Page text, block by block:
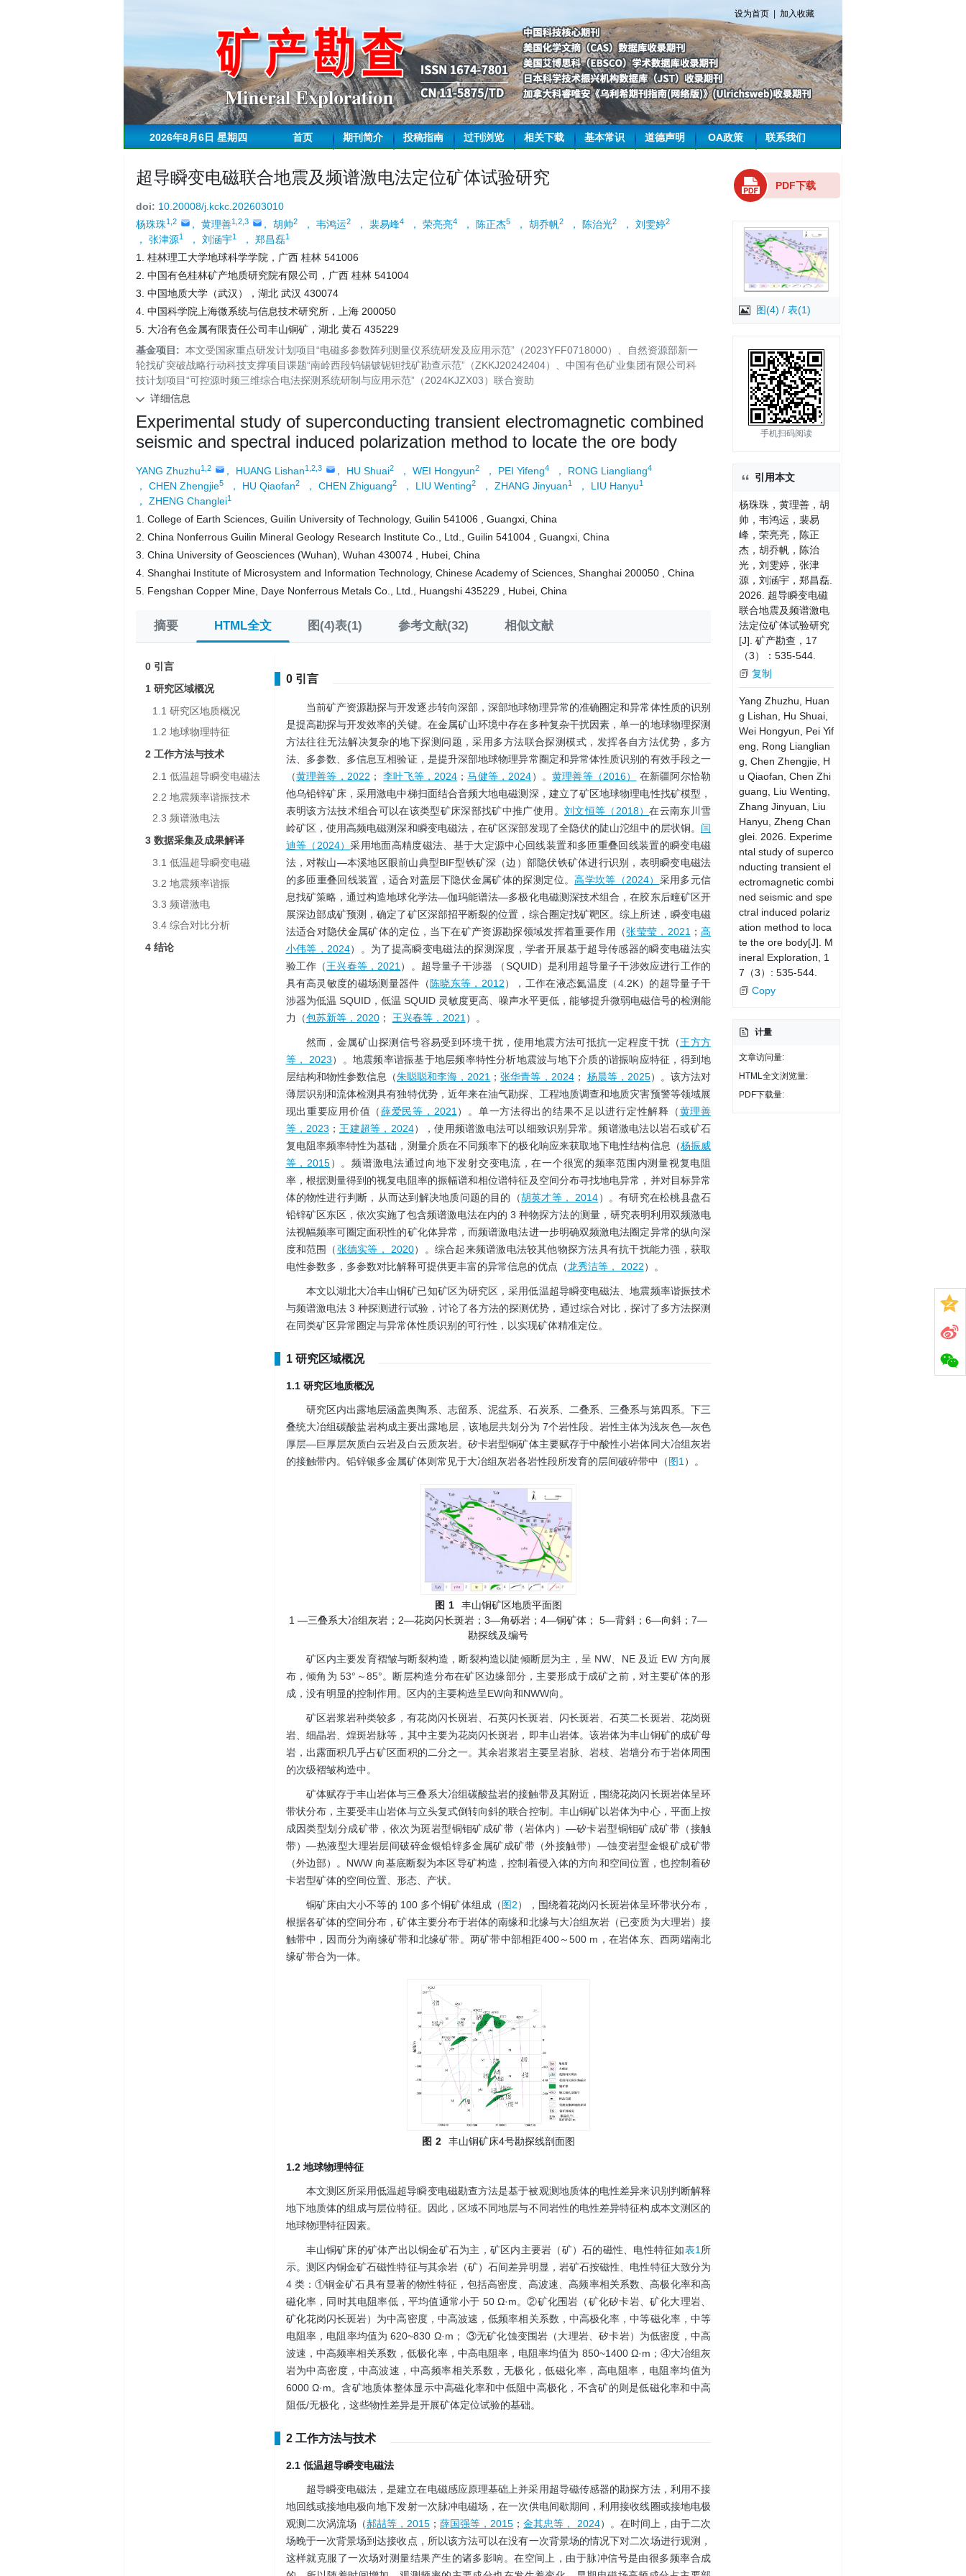
设为首页 加入收藏
2026年8月6日 星期四 首页 期刊简介 投稿指南 过刊浏览 相关下载 基本常识 道德声明 OA政策 联系我们
超导瞬变电磁联合地震及频谱激电法定位矿体试验研究
doi: 10.20008/j.kckc.202603010
杨珠珠1,2 ， 黄理善1,2,3 ， 胡帅2 ， 韦鸿运2 ， 裴易峰4 ， 荣亮亮4 ， 陈正杰5 ， 胡乔帆2 ， 陈治光2 ， 刘雯婷2
， 张津源1 ， 刘涵宇1 ， 郑昌磊1
1. 桂林理工大学地球科学学院，广西 桂林 541006
2. 中国有色桂林矿产地质研究院有限公司，广西 桂林 541004
3. 中国地质大学（武汉），湖北 武汉 430074
4. 中国科学院上海微系统与信息技术研究所，上海 200050
5. 大冶有色金属有限责任公司丰山铜矿，湖北 黄石 435229
基金项目: 本文受国家重点研发计划项目“电磁多参数阵列测量仪系统研发及应用示范”（2023YFF0718000）、自然资源部新一
轮找矿突破战略行动科技支撑项目课题“南岭西段钨锡铍铌钽找矿勘查示范”（ZKKJ20242404）、中国有色矿业集团有限公司科
技计划项目“可控源时频三维综合电法探测系统研制与应用示范”（2024KJZX03）联合资助
详细信息
Experimental study of superconducting transient electromagnetic combined
seismic and spectral induced polarization method to locate the ore body
YANG Zhuzhu1,2 ， HUANG Lishan1,2,3 ， HU Shuai2 ， WEI Hongyun2 ， PEI Yifeng4 ， RONG Liangliang4
， CHEN Zhengjie5 ， HU Qiaofan2 ， CHEN Zhiguang2 ， LIU Wenting2 ， ZHANG Jinyuan1 ， LIU Hanyu1
， ZHENG Changlei1
1. College of Earth Sciences, Guilin University of Technology, Guilin 541006 , Guangxi, China
2. China Nonferrous Guilin Mineral Geology Research Institute Co., Ltd., Guilin 541004 , Guangxi, China
3. China University of Geosciences (Wuhan), Wuhan 430074 , Hubei, China
4. Shanghai Institute of Microsystem and Information Technology, Chinese Academy of Sciences, Shanghai 200050 , China
5. Fengshan Copper Mine, Daye Nonferrous Metals Co., Ltd., Huangshi 435229 , Hubei, China
摘要 HTML全文 图(4)表(1) 参考文献(32) 相似文献
0 引言
1 研究区域概况
1.1 研究区地质概况
1.2 地球物理特征
2 工作方法与技术
2.1 低温超导瞬变电磁法
2.2 地震频率谐振技术
2.3 频谱激电法
3 数据采集及成果解译
3.1 低温超导瞬变电磁
3.2 地震频率谐振
3.3 频谱激电
3.4 综合对比分析
4 结论
0 引言
当前矿产资源勘探与开发逐步转向深部，深部地球物理异常的准确圈定和异常体性质的识别
是提高勘探与开发效率的关键。在金属矿山环境中存在多种复杂干扰因素，单一的地球物理探测
方法往往无法解决复杂的地下探测问题，采用多方法联合探测模式，发挥各自方法优势，多方
法、多参数、多信息互相验证，是提升深部地球物理异常圈定和异常体性质识别的有效手段之一
（黄理善等，2022 ；李叶飞等，2024 ；马健等，2024）。 黄理善等（2016）
在新疆阿尔恰勒
他乌铅锌矿床，采用激电中梯扫面结合音频大地电磁测深，建立了矿区地球物理电性找矿模型，
表明该方法技术组合可以在该类型矿床深部找矿中推广使用。 刘文恒等（2018）在云南东川雪
岭矿区，使用高频电磁测深和瞬变电磁法，在矿区深部发现了全隐伏的陡山沱组中的层状铜。 闫
迪等（2024）采用地面高精度磁法、基于大定源中心回线装置和多匝重叠回线装置的瞬变电磁
法，对鞍山—本溪地区眼前山典型BIF型铁矿深（边）部隐伏铁矿体进行识别，表明瞬变电磁法
的多匝重叠回线装置，适合对盖层下隐伏金属矿体的探测定位。高学坎等（2024） 采用多元信
息找矿策略，通过构造地球化学法—伽玛能谱法—多极化电磁测深技术组合，在胶东后疃矿区开
展深边部成矿预测，确定了矿区深部招平断裂的位置，综合圈定找矿靶区。综上所述，瞬变电磁
法适合对隐伏金属矿体的定位，当下在矿产资源勘探领域发挥着重要作用（张莹莹，2021 ； 高
小伟等，2024）。为了提高瞬变电磁法的探测深度，学者开展基于超导传感器的瞬变电磁法实
验工作（王兴春等，2021 ）。超导量子干涉器 （SQUID）是利用超导量子干涉效应进行工作的
具有高灵敏度的磁场测量器件（ 陈晓东等，2012），工作在液态氦温度（4.2K）的超导量子干
涉器为低温 SQUID，低温 SQUID 灵敏度更高、噪声水平更低，能够提升微弱电磁信号的检测能
力（包苏新等，2020； 王兴春等，2021 ）。
然而，金属矿山探测信号容易受到环境干扰，使用地震方法可抵抗一定程度干扰（王方方
等， 2023）。地震频率谐振基于地层频率特性分析地震波与地下介质的谐振响应特征，得到地
层结构和物性参数信息（朱聪聪和李海，2021 ；张华青等，2024； 杨晨等，2025）。该方法对
薄层识别和流体检测具有独特优势，近年来在油气勘探、工程地质调查和地质灾害预警等领域展
现出重要应用价值（薛爱民等，2021 ）。单一方法得出的结果不足以进行定性解释（黄理善
等，2023 ； 王建超等，2024），使用频谱激电法可以细致识别异常。频谱激电法以岩石或矿石
复电阻率频率特性为基础，测量介质在不同频率下的极化响应来获取地下电性结构信息（杨振威
等，2015）。频谱激电法通过向地下发射交变电流，在一个很宽的频率范围内测量视复电阻
率，根据测量得到的视复电阻率的振幅谱和相位谱特征及空间分布寻找地电异常，并对目标异常
体的物性进行判断，从而达到解决地质问题的目的（胡英才等， 2014）。有研究在松桃县盘石
铅锌矿区东区，依次实施了包含频谱激电法在内的 3 种物探方法的测量，研究表明利用双频激电
法视幅频率可圈定面积性的矿化体异常，而频谱激电法进一步明确双频激电法圈定异常的纵向深
度和范围（张德实等， 2020）。综合起来频谱激电法较其他物探方法具有抗干扰能力强，获取
电性参数多，多参数对比解释可提供更丰富的异常信息的优点（龙秀洁等， 2022）。
本文以湖北大冶丰山铜矿已知矿区为研究区，采用低温超导瞬变电磁法、地震频率谐振技术
与频谱激电法 3 种探测进行试验，讨论了各方法的探测优势，通过综合对比，探讨了多方法探测
在同类矿区异常圈定与异常体性质识别的可行性，以实现矿体精准定位。
1 研究区域概况
1.1 研究区地质概况
研究区内出露地层涵盖奥陶系、志留系、泥盆系、石炭系、二叠系、三叠系与第四系。下三
叠统大冶组碳酸盐岩构成主要出露地层，该地层共划分为 7个岩性段。岩性主体为浅灰色—灰色
厚层—巨厚层灰质白云岩及白云质灰岩。矽卡岩型铜矿体主要赋存于中酸性小岩体同大冶组灰岩
的接触带内。铅锌银多金属矿体则常见于大冶组灰岩各岩性段所发育的层间破碎带中（图1 ）。
图 1
丰山铜矿区地质平面图
1 —三叠系大冶组灰岩；2—花岗闪长斑岩；3—角砾岩；4—铜矿体； 5—背斜；6—向斜；7—
勘探线及编号
矿区内主要发育褶皱与断裂构造，断裂构造以陡倾断层为主，呈 NW、NE 及近 EW 方向展
布，倾角为 53°～85°。断层构造分布在矿区边缘部分，主要形成于成矿之前，对主要矿体的形
成，没有明显的控制作用。区内的主要构造呈EW向和NWW向。
矿区岩浆岩种类较多，有花岗闪长斑岩、石英闪长斑岩、闪长斑岩、石英二长斑岩、花岗斑
岩、细晶岩、煌斑岩脉等，其中主要为花岗闪长斑岩，即丰山岩体。该岩体为丰山铜矿的成矿母
岩，出露面积几乎占矿区面积的二分之一。其余岩浆岩主要呈岩脉、岩枝、岩墙分布于岩体周围
的次级褶皱构造中。
矿体赋存于丰山岩体与三叠系大冶组碳酸盐岩的接触带及其附近，围绕花岗闪长斑岩体呈环
带状分布，主要受丰山岩体与立头复式倒转向斜的联合控制。丰山铜矿以岩体为中心，平面上按
成因类型划分成矿带，依次为斑岩型铜钼矿成矿带（岩体内）—矽卡岩型铜钼矿成矿带（接触
带）—热液型大理岩层间破碎金银铅锌多金属矿成矿带（外接触带）—蚀变岩型金银矿成矿带
（外边部）。NWW 向基底断裂为本区导矿构造，控制着侵入体的方向和空间位置，也控制着矽
卡岩型矿体的空间位置、形态、产状。
铜矿床由大小不等的 100 多个铜矿体组成（图2），围绕着花岗闪长斑岩体呈环带状分布，
根据各矿体的空间分布，矿体主要分布于岩体的南缘和北缘与大冶组灰岩（已变质为大理岩）接
触带中，因而分为南缘矿带和北缘矿带。两矿带中部相距400～500 m，在岩体东、西两端南北
缘矿带合为一体。
图 2 丰山铜矿床4号勘探线剖面图
1.2 地球物理特征
本文测区所采用低温超导瞬变电磁勘查方法是基于被观测地质体的电性差异来识别判断解释
地下地质体的组成与层位特征。因此，区域不同地层与不同岩性的电性差异特征构成本文测区的
地球物理特征因素。
丰山铜矿床的矿体产出以铜金矿石为主，矿区内主要岩（矿）石的磁性、电性特征如表1 所
示。测区内铜金矿石磁性特征与其余岩（矿）石间差异明显，岩矿石按磁性、电性特征大致分为
4 类：①铜金矿石具有显著的物性特征，包括高密度、高波速、高频率相关系数、高极化率和高
磁化率，同时其电阻率低，平均值通常小于 50 Ω·m。②矿化围岩（矿化矽卡岩、矿化大理岩、
矿化花岗闪长斑岩）为中高密度，中高波速，低频率相关系数，中高极化率，中等磁化率，中等
电阻率，电阻率均值为 620~830 Ω·m； ③无矿化蚀变围岩（大理岩、矽卡岩）为低密度，中高
波速，中高频率相关系数，低极化率，中高电阻率，电阻率均值为 850~1400 Ω·m；④大冶组灰
岩为中高密度，中高波速，中高频率相关系数，无极化，低磁化率，高电阻率，电阻率均值为
6000 Ω·m。含矿地质体整体显示中高磁化率和中低阻中高极化，不含矿的则是低磁化率和中高
阻低/无极化，这些物性差异是开展矿体定位试验的基础。
2 工作方法与技术
2.1 低温超导瞬变电磁法
超导瞬变电磁法，是建立在电磁感应原理基础上并采用超导磁传感器的勘探方法，利用不接
地回线或接地电极向地下发射一次脉冲电磁场，在一次供电间歇期间，利用接收线圈或接地电极
观测二次涡流场（郝喆等，2015 ；薛国强等，2015 ；金其忠等， 2024）。在时间上，由于二次
场晚于一次背景场到达接收点，所以该方法可以在没有一次背景场的情况下对二次场进行观测，
这样就克服了一次场对测量结果产生的诸多影响。在空间上，由于脉冲信号是由很多频率合成
PDF下载
图(4) / 表(1)
手机扫码阅读
引用本文
杨珠珠，黄理善，胡
帅，韦鸿运，裴易
峰，荣亮亮，陈正
杰，胡乔帆，陈治
光，刘雯婷，张津
源，刘涵宇，郑昌磊.
2026. 超导瞬变电磁
联合地震及频谱激电
法定位矿体试验研究
[J]. 矿产勘查，17
（3）：535-544.
复制
Yang Zhuzhu, Huan
g Lishan, Hu Shuai,
Wei Hongyun, Pei Yif
eng, Rong Lianglian
g, Chen Zhengjie, H
u Qiaofan, Chen Zhi
guang, Liu Wenting,
Zhang Jinyuan, Liu
Hanyu, Zheng Chan
glei. 2026. Experime
ntal study of superco
nducting transient el
ectromagnetic combi
ned seismic and spe
ctral induced polariz
ation method to loca
te the ore body[J]. M
ineral Exploration, 1
7（3）: 535-544.
Copy
计量
文章访问量:
HTML全文浏览量:
PDF下载量: